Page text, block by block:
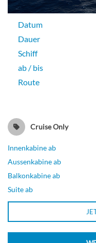
Sunset Sky Suite-[SS]
Deluxe Außenkabine
Balkonkabine
Ultra Deluxe
Datum
Dauer
Schiff
ab / bis
Route
Cruise Only
Innenkabine ab
Aussenkabine ab
Balkonkabine ab
Suite ab